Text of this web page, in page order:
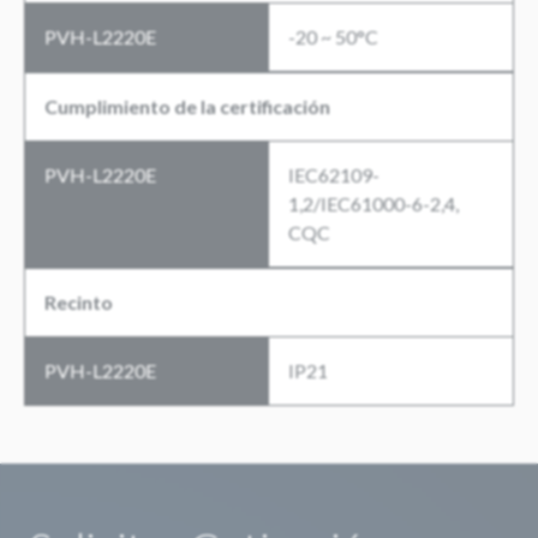
PVH-L2220E -20 ~ 50°C
Cumplimiento de la certificación
PVH-L2220E
IEC62109-
1,2/IEC61000-6-2,4,
CQC
Recinto
PVH-L2220E IP21